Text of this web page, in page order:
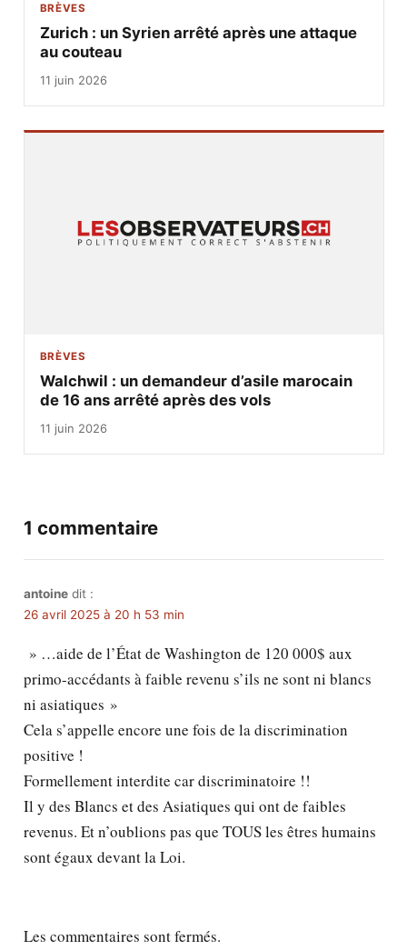
BRÈVES
Zurich : un Syrien arrêté après une attaque
au couteau
11 juin 2026
BRÈVES
Walchwil : un demandeur d’asile marocain
de 16 ans arrêté après des vols
11 juin 2026
1 commentaire
antoine dit :
26 avril 2025 à 20 h 53 min
» …aide de l’État de Washington de 120 000$ aux
primo-accédants à faible revenu s’ils ne sont ni blancs
ni asiatiques »
Cela s’appelle encore une fois de la discrimination
positive !
Formellement interdite car discriminatoire !!
Il y des Blancs et des Asiatiques qui ont de faibles
revenus. Et n’oublions pas que TOUS les êtres humains
sont égaux devant la Loi.
Les commentaires sont fermés.